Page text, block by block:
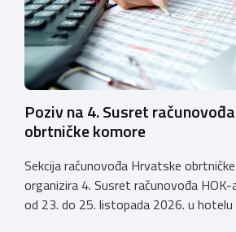
Poziv na 4. Susret
obrtničke komore
Sekcija računovođa Hrvatske
organizira 4. Susret računovođa
od 23. do 25. listopada 2026. u hotelu